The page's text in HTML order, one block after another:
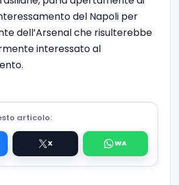
del Napoli per
dell’Arsenal che risulterebbe
interessato al
articolo: